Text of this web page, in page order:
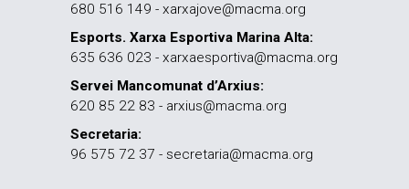
680 516 149 - xarxajove@macma.org
Esports. Xarxa Esportiva Marina Alta:
635 636 023 - xarxaesportiva@macma.org
Servei Mancomunat d’Arxius:
620 85 22 83 - arxius@macma.org
Secretaria:
96 575 72 37 - secretaria@macma.org